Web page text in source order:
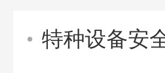
特种设备安